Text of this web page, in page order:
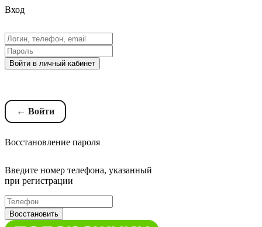
Вход
Войти в личный кабинет
← Войти
Восстановление пароля
Введите номер телефона, указанный
при регистрации
Восстановить